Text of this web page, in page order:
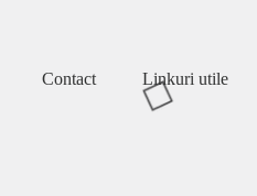
Contact Linkuri utile